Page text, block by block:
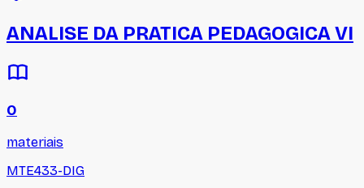
ANALISE DA PRATICA PEDAGOGICA VI
0
materiais
MTE433-DIG